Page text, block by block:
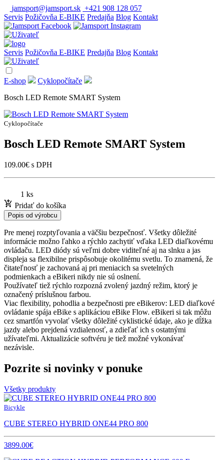
jamsport@jamsport.sk +421 908 128 057
Servis Požičovňa E-BIKE Predajňa Blog Kontakt
Servis Požičovňa E-BIKE Predajňa Blog Kontakt
E-shop
Cyklopočítače
Bosch LED Remote SMART System
Cyklopočítače
Bosch LED Remote SMART System
109.00€ s DPH
1 ks
Pridať do košíka
Popis od výrobcu
Pre menej rozptyľovania a väčšiu bezpečnosť. Všetky dôležité
informácie možno ľahko a rýchlo zachytiť vďaka LED diaľkovému
ovládaču. LED diódy sú veľmi dobre viditeľné aj na slnku a jas
displeja sa flexibilne prispôsobuje okolitému svetlu. To znamená, že
čitateľnosť je zachovaná aj pri meniacich sa svetelných
podmienkach a eBikeri nikdy nie sú oslnení.
Používateľ tiež rýchlo rozpozná zvolený jazdný režim, ktorý je
označený príslušnou farbou.
Viac flexibility, pohodlia a bezpečnosti pre eBikerov: LED diaľkové
ovládanie spája eBike s aplikáciou eBike Flow. eBikeri si tak môžu
cez smartfón vyvolať všetky dôležité cyklistické údaje, ako je dĺžka
jazdy alebo prejdená vzdialenosť, a zdieľať ich s ostatnými
užívateľmi. Aktualizácie softvéru je tiež možné vykonávať
nezávisle.
Pozrite si novinky v ponuke
Všetky produkty
Bicykle
CUBE STEREO HYBRID ONE44 PRO 800
3899.00€